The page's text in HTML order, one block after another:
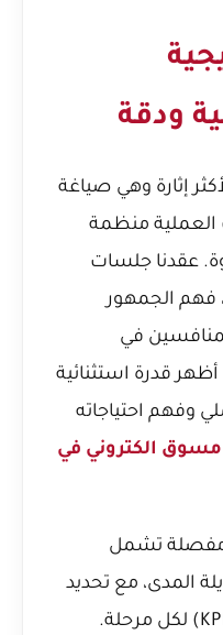
ودقة
إثارة وهي صياغة
العملية منظمة
عقدنا جلسات
فهم الجمهور
في
قدرة استثنائية
وفهم احتياجاته
الكتروني في
مفصلة تشمل
المدى، مع تحديد
مؤشرات الأداء الرئيسية (KPIs) لكل مرحلة.